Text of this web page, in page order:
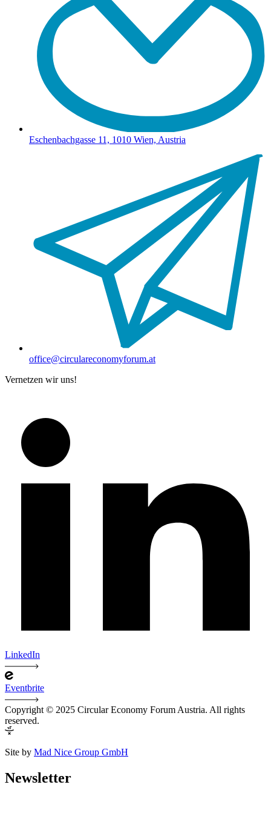
Eschenbachgasse 11, 1010 Wien, Austria
office@circulareconomyforum.at
Vernetzen wir uns!
LinkedIn
Eventbrite
Copyright © 2025 Circular Economy Forum Austria. All rights
reserved.
Site by Mad Nice Group GmbH
Newsletter